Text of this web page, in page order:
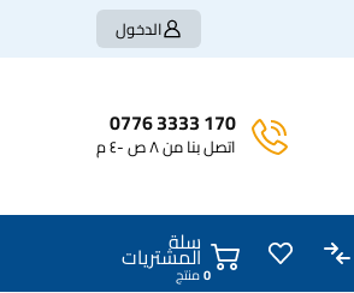
الدخول
170 3333 0776
اتصل بنا من ٨ ص -٤ م
سلة
المشتريات0منتج